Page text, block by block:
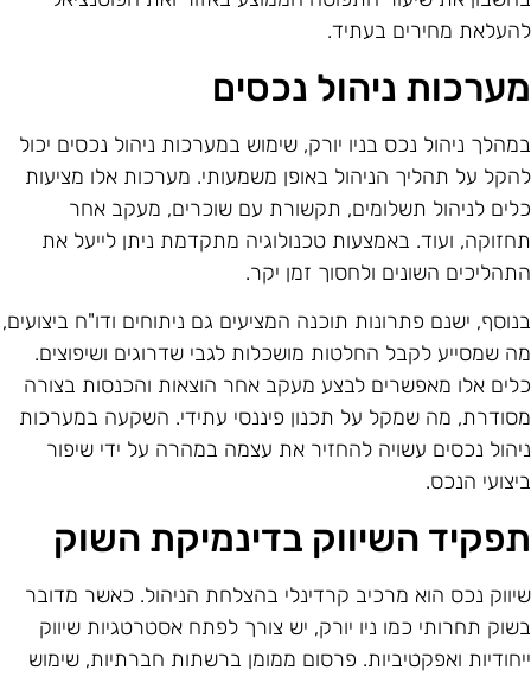
מחירים בעתיד.
ניהול נכסים
ניהול נכס בניו יורק, שימוש במערכות ניהול נכסים יכול
על תהליך הניהול באופן משמעותי. מערכות אלו מציעות
לניהול תשלומים, תקשורת עם שוכרים, מעקב אחר
ועוד. באמצעות טכנולוגיה מתקדמת ניתן לייעל את
השונים ולחסוך זמן יקר.
ישנם פתרונות תוכנה המציעים גם ניתוחים ודו"ח ביצועים,
שמסייע לקבל החלטות מושכלות לגבי שדרוגים ושיפוצים.
אלו מאפשרים לבצע מעקב אחר הוצאות והכנסות בצורה
מה שמקל על תכנון פיננסי עתידי. השקעה במערכות
נכסים עשויה להחזיר את עצמה במהרה על ידי שיפור
הנכס.
השיווק בדינמיקת השוק
נכס הוא מרכיב קרדינלי בהצלחת הניהול. כאשר מדובר
תחרותי כמו ניו יורק, יש צורך לפתח אסטרטגיות שיווק
ואפקטיביות. פרסום ממומן ברשתות חברתיות, שימוש